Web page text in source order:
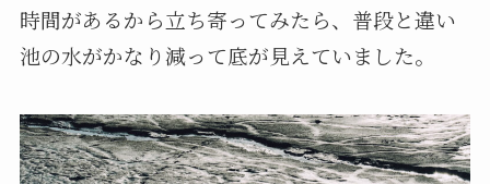
時間があるから立ち寄ってみたら、普段と違い
池の水がかなり減って底が見えていました。